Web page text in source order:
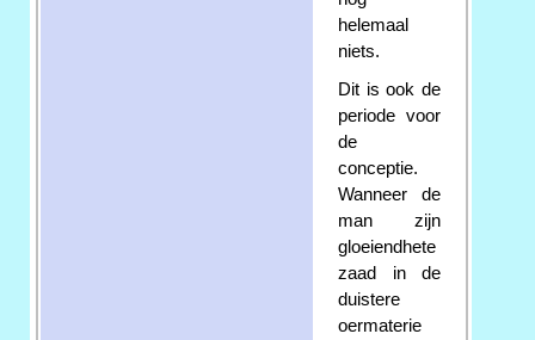
helemaal
niets.
Dit is ook de
periode voor
de
conceptie.
Wanneer de
man zijn
gloeiendhete
zaad in de
duistere
oermaterie